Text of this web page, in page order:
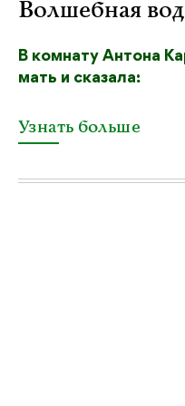
Волшебная
В комнату Антона
мать и сказала:
Узнать больше